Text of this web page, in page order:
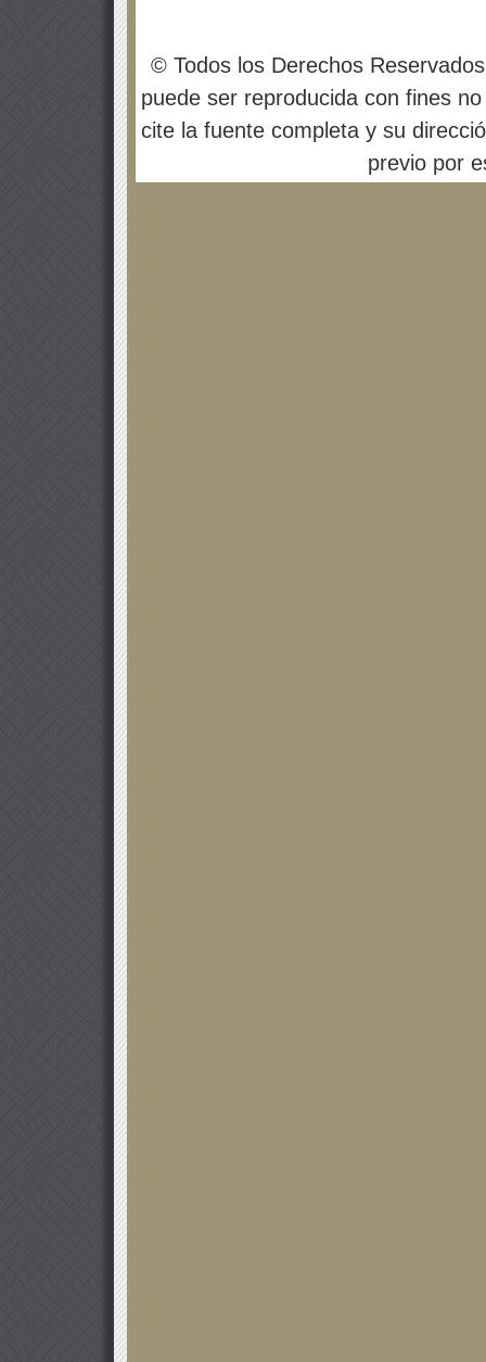
© Todos los Derechos
puede ser reproducida con fines
cite la fuente completa y su
previo por